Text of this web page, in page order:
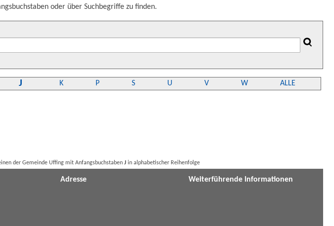
oder über Suchbegriffe zu finden.
J K P S U V W ALLE
der Gemeinde Uffing mit Anfangsbuchstaben J in alphabetischer Reihenfolge
Adresse Weiterführende Informationen